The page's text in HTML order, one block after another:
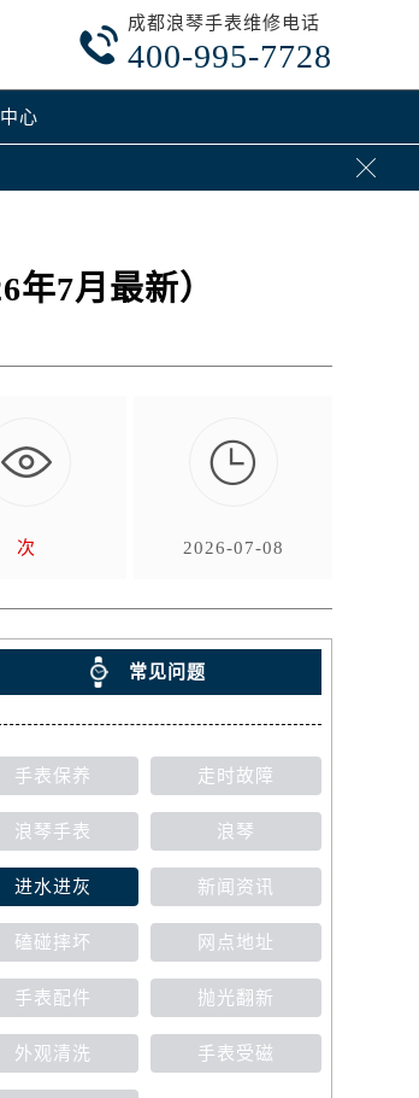

成都浪琴手表维修电话
400-995-7728
心

7月最新）
次

2026-07-08
常见问题
手表保养 走时故障
浪琴手表 浪琴
进水进灰 新闻资讯
磕碰摔坏 网点地址
手表配件 抛光翻新
外观清洗 手表受磁